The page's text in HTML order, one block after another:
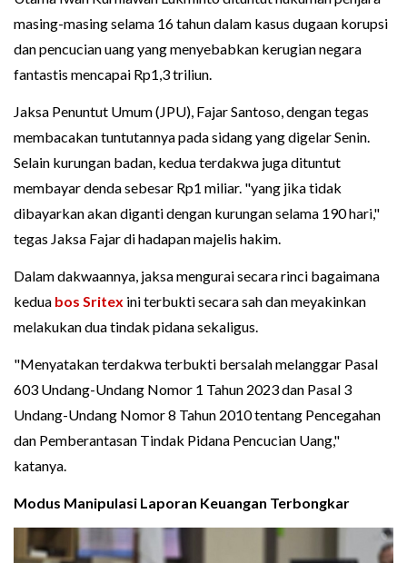
masing-masing selama 16 tahun dalam kasus dugaan korupsi
dan pencucian uang yang menyebabkan kerugian negara
fantastis mencapai Rp1,3 triliun.
Jaksa Penuntut Umum (JPU), Fajar Santoso, dengan tegas
membacakan tuntutannya pada sidang yang digelar Senin.
Selain kurungan badan, kedua terdakwa juga dituntut
membayar denda sebesar Rp1 miliar. "yang jika tidak
dibayarkan akan diganti dengan kurungan selama 190 hari,"
tegas Jaksa Fajar di hadapan majelis hakim.
Dalam dakwaannya, jaksa mengurai secara rinci bagaimana
kedua bos Sritex ini terbukti secara sah dan meyakinkan
melakukan dua tindak pidana sekaligus.
"Menyatakan terdakwa terbukti bersalah melanggar Pasal
603 Undang-Undang Nomor 1 Tahun 2023 dan Pasal 3
Undang-Undang Nomor 8 Tahun 2010 tentang Pencegahan
dan Pemberantasan Tindak Pidana Pencucian Uang,"
katanya.
Modus Manipulasi Laporan Keuangan Terbongkar